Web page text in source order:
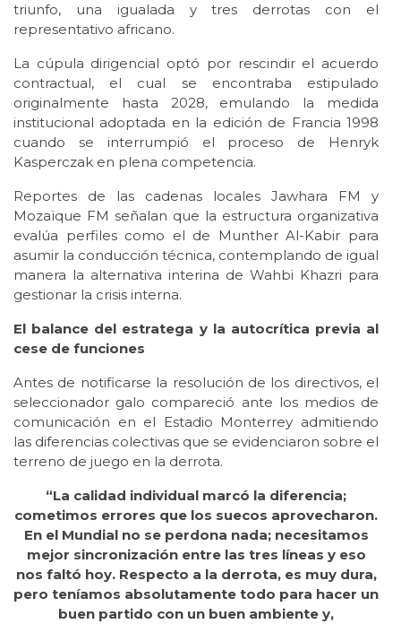
triunfo, una igualada y tres derrotas con el
representativo africano.
La cúpula dirigencial optó por rescindir el acuerdo
contractual, el cual se encontraba estipulado
originalmente hasta 2028, emulando la medida
institucional adoptada en la edición de Francia 1998
cuando se interrumpió el proceso de Henryk
Kasperczak en plena competencia.
Reportes de las cadenas locales Jawhara FM y
Mozaïque FM señalan que la estructura organizativa
evalúa perfiles como el de Munther Al-Kabir para
asumir la conducción técnica, contemplando de igual
manera la alternativa interina de Wahbi Khazri para
gestionar la crisis interna.
El balance del estratega y la autocrítica previa al
cese de funciones
Antes de notificarse la resolución de los directivos, el
seleccionador galo compareció ante los medios de
comunicación en el Estadio Monterrey admitiendo
las diferencias colectivas que se evidenciaron sobre el
terreno de juego en la derrota.
“La calidad individual marcó la diferencia;
cometimos errores que los suecos aprovecharon.
En el Mundial no se perdona nada; necesitamos
mejor sincronización entre las tres líneas y eso
nos faltó hoy. Respecto a la derrota, es muy dura,
pero teníamos absolutamente todo para hacer un
buen partido con un buen ambiente y,